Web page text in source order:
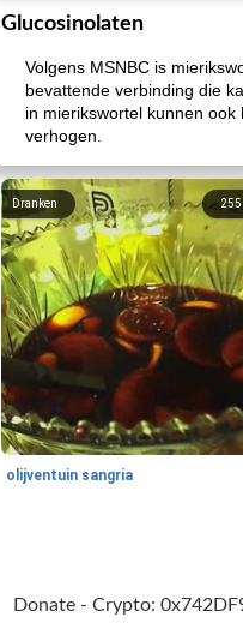
Glucosinolaten
Volgens MSNBC is
bevattende verbinding die
in mierikswortel kunnen
verhogen.
255
Dranken
olijventuin sangria
Donate - Crypto: